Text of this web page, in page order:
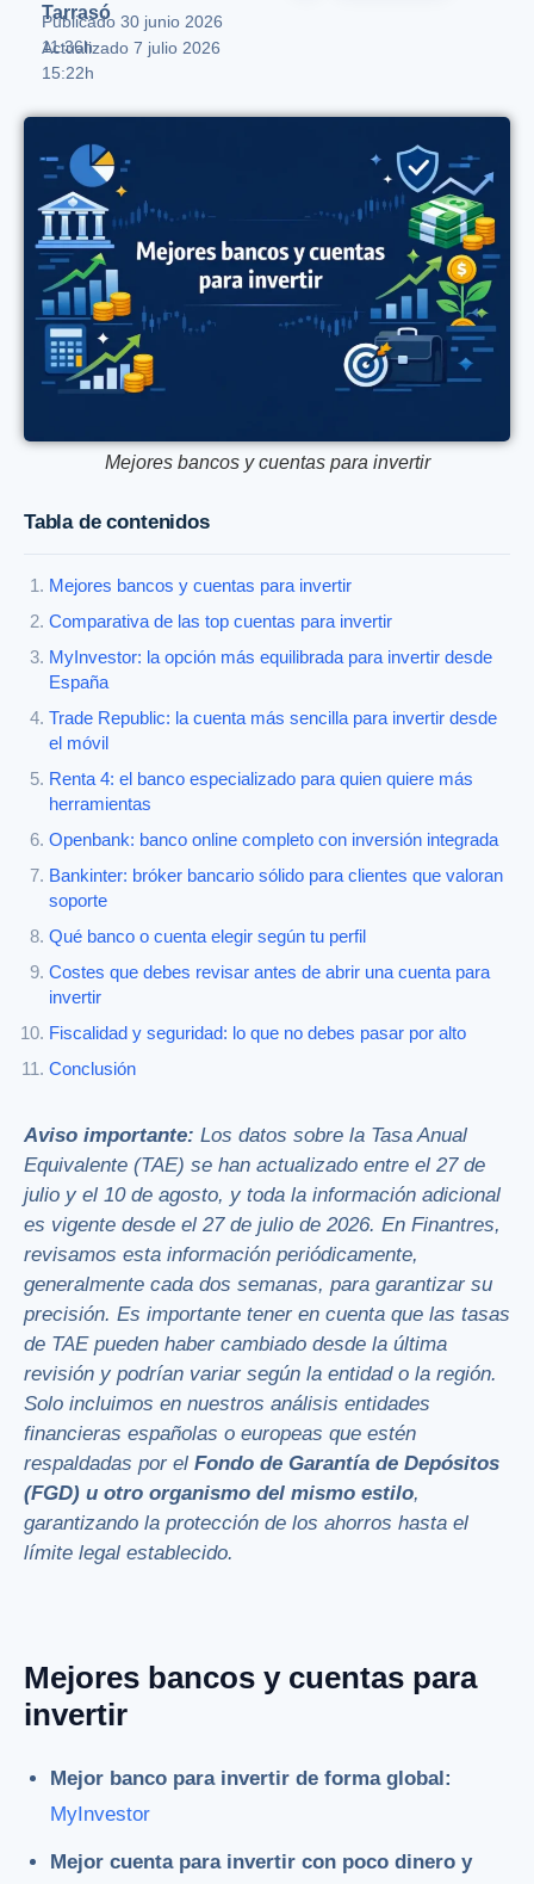
Tarrasó
Publicado 30 junio 2026
11:36h
Actualizado 7 julio 2026
15:22h
Mejores bancos y cuentas para invertir
Tabla de contenidos
Mejores bancos y cuentas para invertir
Comparativa de las top cuentas para invertir
MyInvestor: la opción más equilibrada para invertir desde
España
Trade Republic: la cuenta más sencilla para invertir desde
el móvil
Renta 4: el banco especializado para quien quiere más
herramientas
Openbank: banco online completo con inversión integrada
Bankinter: bróker bancario sólido para clientes que valoran
soporte
Qué banco o cuenta elegir según tu perfil
Costes que debes revisar antes de abrir una cuenta para
invertir
Fiscalidad y seguridad: lo que no debes pasar por alto
Conclusión
Aviso importante: Los datos sobre la Tasa Anual
Equivalente (TAE) se han actualizado entre el 27 de
julio y el 10 de agosto, y toda la información adicional
es vigente desde el 27 de julio de 2026. En Finantres,
revisamos esta información periódicamente,
generalmente cada dos semanas, para garantizar su
precisión. Es importante tener en cuenta que las tasas
de TAE pueden haber cambiado desde la última
revisión y podrían variar según la entidad o la región.
Solo incluimos en nuestros análisis entidades
financieras españolas o europeas que estén
respaldadas por el Fondo de Garantía de Depósitos
(FGD) u otro organismo del mismo estilo,
garantizando la protección de los ahorros hasta el
límite legal establecido.
Mejores bancos y cuentas para
invertir
Mejor banco para invertir de forma global:
MyInvestor
Mejor cuenta para invertir con poco dinero y